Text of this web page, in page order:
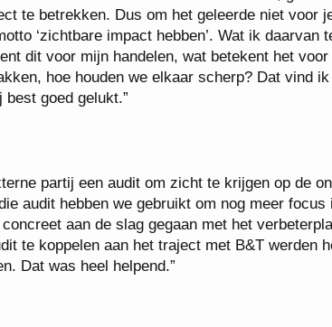
te betrekken. Dus om het geleerde niet voor
‘zichtbare impact hebben’. Wat ik daarvan
dit voor mijn handelen, wat betekent het
hoe houden we elkaar scherp? Dat vind
goed gelukt.”
partij een audit om zicht te krijgen op de
audit hebben we gebruikt om nog meer
aan de slag gegaan met het
te koppelen aan het traject met B&T werden
Dat was heel helpend.”